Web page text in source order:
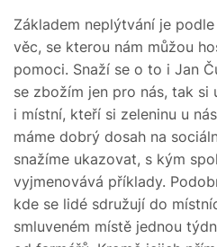
Základem neplýtvání je
věc, se kterou nám můžou
pomoci. Snaží se o to i Jan
se zbožím jen pro nás, tak si
i místní, kteří si zeleninu u
máme dobrý dosah na
snažíme ukazovat, s kým
vyjmenovává příklady.
kde se lidé sdružují do
smluveném místě jednou